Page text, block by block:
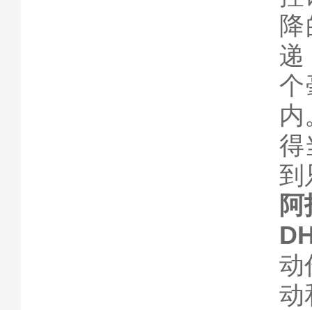
递
个
得
到
动
动